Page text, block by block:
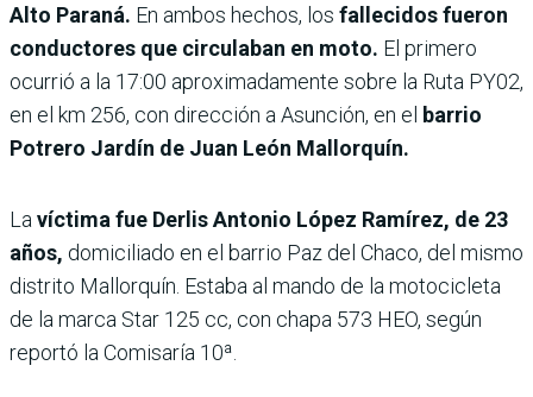
Alto Paraná. En ambos hechos, los fallecidos fueron
conductores que circulaban en moto. El primero
ocurrió a la 17:00 aproximadamente sobre la Ruta PY02,
en el km 256, con dirección a Asunción, en el barrio
Potrero Jardín de Juan León Mallorquín.
La víctima fue Derlis Antonio López Ramírez, de 23
años, domiciliado en el barrio Paz del Chaco, del mismo
distrito Mallorquín. Estaba al mando de la motocicleta
de la marca Star 125 cc, con chapa 573 HEO, según
reportó la Comisaría 10ª.